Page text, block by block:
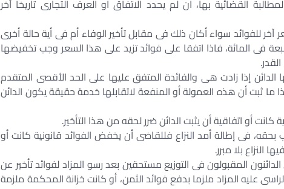
القضائية بها، ان لم يحدد الاتفاق أو العرف التجارى تاريخا آخر
آخر للفوائد سواء أكان ذلك فى مقابل تأخير الوفاء أم فى أية حالة أخرى
فى المائة، فاذا اتفقا على فوائد تزيد على هذا السعر وجب تخفيضها
الدائن إذا زادت هى والفائدة المتفق عليها على الحد الأقصى المتقدم
ما ثبت أن هذه العمولة أو المنفعة لاتقابلها خدمة حقيقة يكون الدائن
كانت أو اتفاقية أن يثبت الدائن ضرر لحقه من هذا التأخير.
فى إطالة أمد النزاع فللقاضى أن يخفض الفوائد قانونية كانت أو
النزاع بلا مبرر.
المقبولون فى التوزيع مستحقين بعد رسو المزاد لفوائد تأخير عن
عليه المزاد ملزما بدفع فوائد الثمن، أو كانت خزانة المحكمة ملزمة